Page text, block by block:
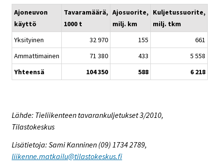
Ajoneuvon
käyttö
Tavaramäärä,
1000 t
Ajosuorite,
milj. km
Kuljetussuorite,
milj. tkm
Yksityinen
32 970 155
661
Ammattimainen
71 380 433
5 558
Yhteensä
104 350 588 6 218
Lähde: Tieliikenteen tavarankuljetukset 3/2010,
Tilastokeskus
Lisätietoja: Sami Kanninen (09) 1734 2789,
liikenne.matkailu@tilastokeskus.fi